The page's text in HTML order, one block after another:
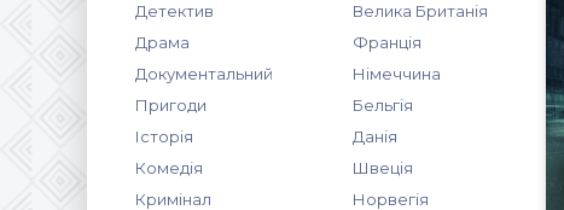
Детектив
Драма
Документальний
Пригоди
Історія
Комедія
Кримінал
Велика Британія
Франція
Німеччина
Бельгія
Данія
Швеція
Норвегія